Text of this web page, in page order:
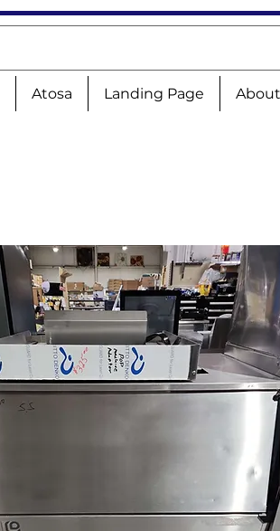
Atosa Landing Page About